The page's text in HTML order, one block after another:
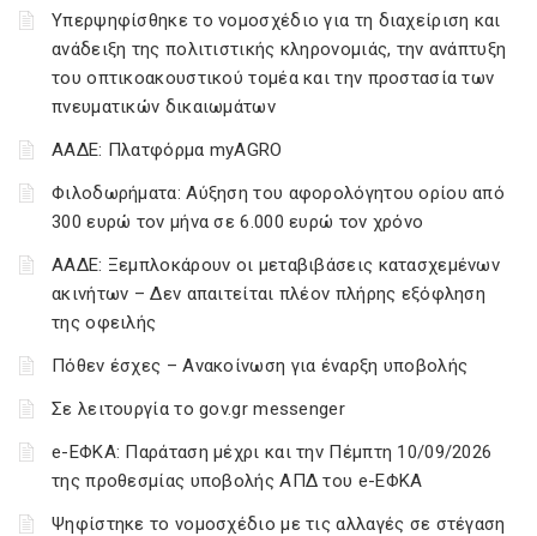
Υπερψηφίσθηκε το νομοσχέδιο για τη διαχείριση και
ανάδειξη της πολιτιστικής κληρονομιάς, την ανάπτυξη
του οπτικοακουστικού τομέα και την προστασία των
πνευματικών δικαιωμάτων
ΑΑΔΕ: Πλατφόρμα myAGRO
Φιλοδωρήματα: Αύξηση του αφορολόγητου ορίου από
300 ευρώ τον μήνα σε 6.000 ευρώ τον χρόνο
ΑΑΔΕ: Ξεμπλοκάρουν οι μεταβιβάσεις κατασχεμένων
ακινήτων – Δεν απαιτείται πλέον πλήρης εξόφληση
της οφειλής
Πόθεν έσχες – Ανακοίνωση για έναρξη υποβολής
Σε λειτουργία το gov.gr messenger
e-ΕΦΚΑ: Παράταση μέχρι και την Πέμπτη 10/09/2026
της προθεσμίας υποβολής ΑΠΔ του e-ΕΦΚΑ
Ψηφίστηκε το νομοσχέδιο με τις αλλαγές σε στέγαση